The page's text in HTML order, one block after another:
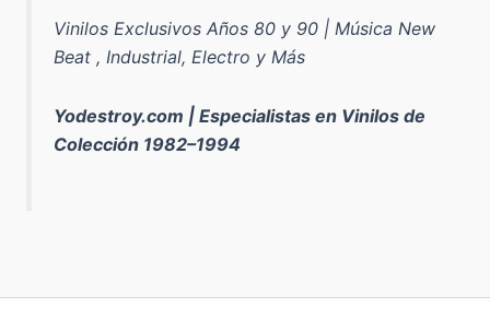
Vinilos Exclusivos Años 80 y 90 | Música New
Beat , Industrial, Electro y Más
Yodestroy.com | Especialistas en Vinilos de
Colección 1982–1994